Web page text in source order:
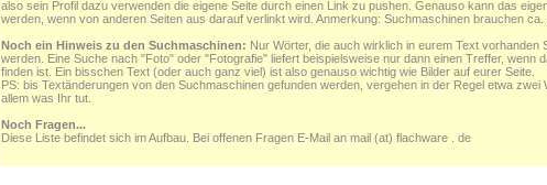
also sein Profil dazu verwenden die eigene Seite durch einen Link zu pushen. Genauso kann das
werden, wenn von anderen Seiten aus darauf verlinkt wird. Anmerkung: Suchmaschinen brauchen
Noch ein Hinweis zu den Suchmaschinen: Nur Wörter, die auch wirklich in eurem Text
werden. Eine Suche nach "Foto" oder "Fotografie" liefert beispielsweise nur dann einen Treffer, wenn
finden ist. Ein bisschen Text (oder auch ganz viel) ist also genauso wichtig wie Bilder auf eurer Seite.
PS: bis Textänderungen von den Suchmaschinen gefunden werden, vergehen in der Regel etwa
allem was Ihr tut.
Noch Fragen...
Diese Liste befindet sich im Aufbau. Bei offenen Fragen E-Mail an mail (at) flachware . de